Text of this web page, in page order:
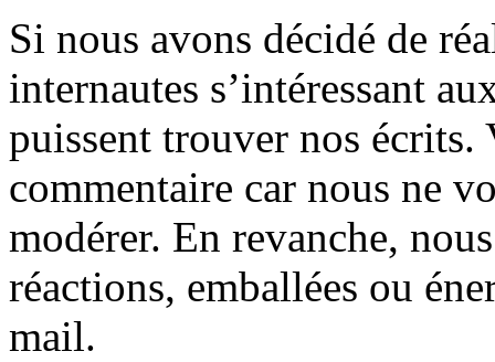
Si nous avons décidé de
internautes s’intéressant
puissent trouver nos écrits.
commentaire car nous ne
modérer. En revanche,
réactions, emballées ou
mail.